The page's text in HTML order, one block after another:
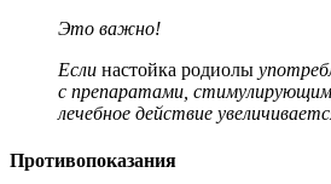
Это важно!
Если настойка родиолы
с препаратами,
лечебное действие
Противопоказания